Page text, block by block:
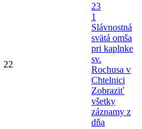
22
23
1
Slávnostná
svätá omša
pri kaplnke
sv.
Rochusa v
Chtelnici
Zobraziť
všetky
záznamy z
dňa